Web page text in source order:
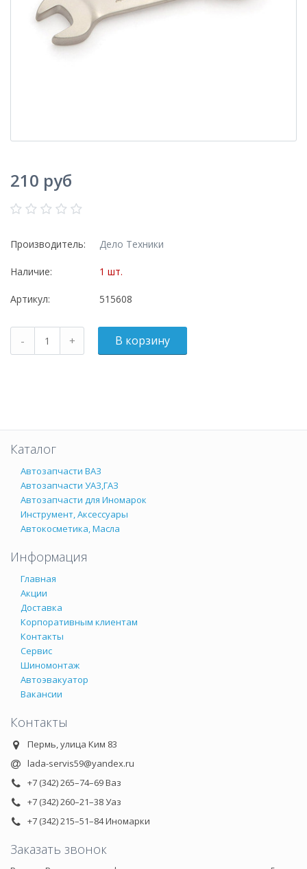
210 руб
Производитель: Дело Техники
Наличие: 1 шт.
Артикул: 515608
Каталог
Автозапчасти ВАЗ
Автозапчасти УАЗ,ГАЗ
Автозапчасти для Иномарок
Инструмент, Аксессуары
Автокосметика, Масла
Информация
Главная
Акции
Доставка
Корпоративным клиентам
Контакты
Сервис
Шиномонтаж
Автоэвакуатор
Вакансии
Контакты
Пермь, улица Ким 83
lada-servis59@yandex.ru
+7 (342) 265–74–69 Ваз
+7 (342) 260–21–38 Уаз
+7 (342) 215–51–84 Иномарки
Заказать звонок